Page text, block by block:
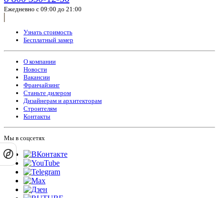
Ежедневно с 09:00 до 21:00
Узнать стоимость
Бесплатный замер
О компании
Новости
Вакансии
Франчайзинг
Станьте дилером
Дизайнерам и архитекторам
Строителям
Контакты
Мы в соцсетях